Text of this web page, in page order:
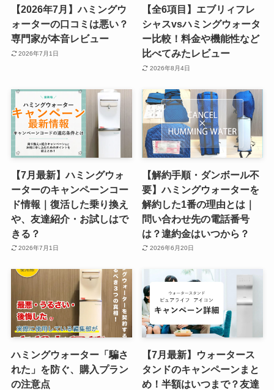
【2026年7月】ハミングウ
ォーターの口コミは悪い？
専門家が本音レビュー
2026年7月1日
【全6項目】エブリィフレ
シャスvsハミングウォータ
ー比較！料金や機能性など
比べてみたレビュー
2026年8月4日
【7月最新】ハミングウォ
ーターのキャンペーンコー
ド情報｜復活した乗り換え
や、友達紹介・お試しはで
きる？
2026年7月1日
【解約手順・ダンボール不
要】ハミングウォーターを
解約した1番の理由とは｜
問い合わせ先の電話番号
は？違約金はいつから？
2026年6月20日
ハミングウォーター「騙さ
れた」を防ぐ、購入プラン
の注意点
【7月最新】ウォータース
タンドのキャンペーンまと
め！半額はいつまで？友達